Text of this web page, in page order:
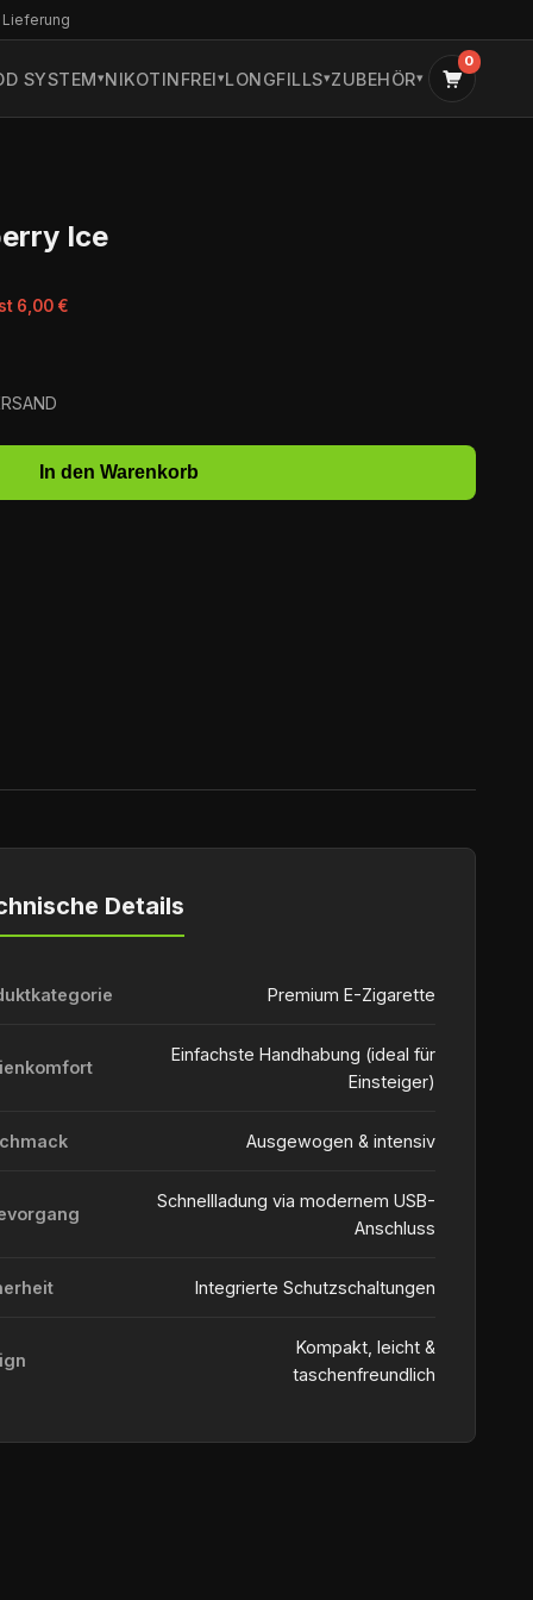
SYSTEM NIKOTINFREI LONGFILLS ZUBEHÖR
0
Ice
6,00 €
In den Warenkorb
Details
Premium E-Zigarette
Einfachste Handhabung (ideal für
Einsteiger)
Ausgewogen & intensiv
Schnellladung via modernem USB-
Anschluss
Integrierte Schutzschaltungen
Kompakt, leicht &
taschenfreundlich